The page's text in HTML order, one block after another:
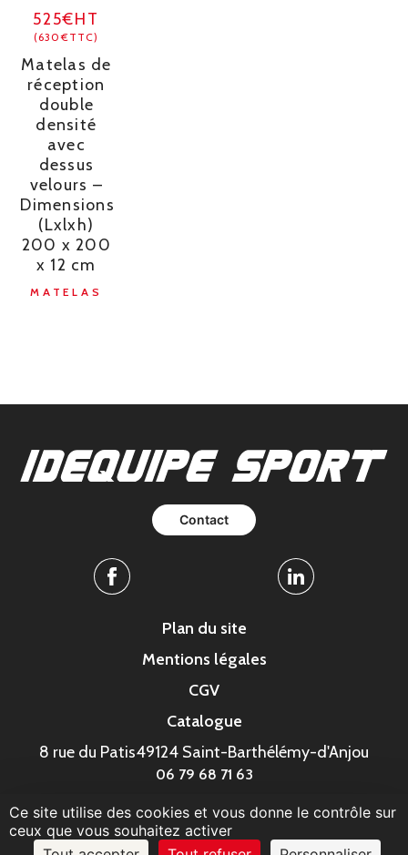
525€HT
(630€TTC)
Matelas de
réception
double
densité
avec
dessus
velours –
Dimensions
(Lxlxh)
200 x 200
x 12 cm
MATELAS
Contact
Facebook Linkedin
Plan du site
Mentions légales
CGV
Catalogue
8 rue du Patis49124 Saint-Barthélémy-d'Anjou
06 79 68 71 63
© MonaGraphic 2023
Ce site utilise des cookies et vous donne le contrôle sur
ceux que vous souhaitez activer